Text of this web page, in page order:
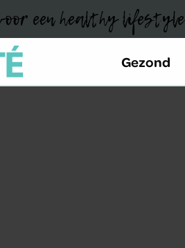
een healthy lifestyle
Gezond